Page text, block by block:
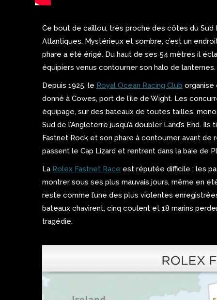
Ce bout de caillou, très proche des côtes du Sud
Atlantiques. Mystérieux et sombre, c’est un
phare a été érigé. Du haut de ses 54 mètres il
équipiers venus contourner son halo de lanternes.
Depuis 1925, le Royal Ocean Racing Club
donné à Cowes, port de l’île de Wight. Les
équipage, sur des bateaux de toutes tailles,
Sud de l’Angleterre jusqu’à doubler Land’s End.
Fastnet Rock et son phare à contourner avant de
passent le Cap Lizard et rentrent dans la baie de
La Rolex Fastnet Race est réputée difficile : les
montrer sous ses plus mauvais jours, même en
reste comme l’une des plus violentes
bateaux chavirent, cinq coulent et 18 marins
tragédie.